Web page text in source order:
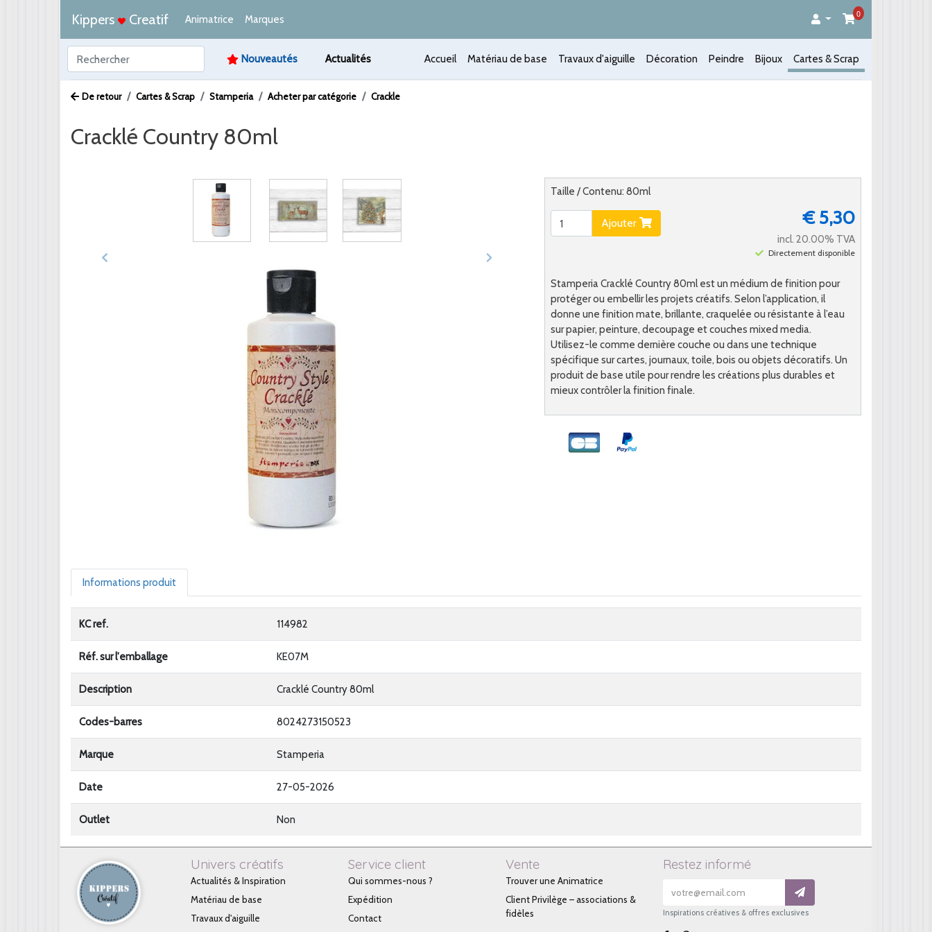
Kippers Creatif Animatrice Marques 0
Nouveautés Actualités Accueil Matériau de base Travaux d'aiguille Décoration Peindre Bijoux Cartes & Scrap
De retour Cartes & Scrap Stamperia Acheter par catégorie Crackle
Cracklé Country 80ml
Taille / Contenu: 80ml
Ajouter € 5,30
incl. 20.00% TVA
Directement disponible
Stamperia Cracklé Country 80ml est un médium de finition pour
protéger ou embellir les projets créatifs. Selon l’application, il
donne une finition mate, brillante, craquelée ou résistante à l’eau
sur papier, peinture, decoupage et couches mixed media.
Utilisez-le comme dernière couche ou dans une technique
spécifique sur cartes, journaux, toile, bois ou objets décoratifs. Un
produit de base utile pour rendre les créations plus durables et
mieux contrôler la finition finale.
Informations produit
KC ref. 114982
Réf. sur l'emballage KE07M
Description Cracklé Country 80ml
Codes-barres 8024273150523
Marque Stamperia
Date 27-05-2026
Outlet Non
Univers créatifs
Actualités & Inspiration
Matériau de base
Travaux d'aiguille
Service client
Qui sommes-nous ?
Expédition
Contact
Vente
Trouver une Animatrice
Client Privilège – associations &
fidèles
Restez informé
Inspirations créatives & offres exclusives